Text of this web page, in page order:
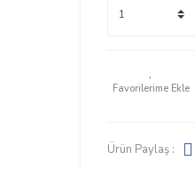
Ürün Paylaş :